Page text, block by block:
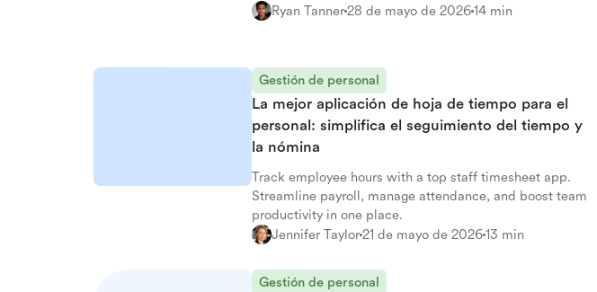
Ryan Tanner28 de mayo de 202614 min
Gestión de personal
La mejor aplicación de hoja de tiempo para el
personal: simplifica el seguimiento del tiempo y
la nómina
Track employee hours with a top staff timesheet app.
Streamline payroll, manage attendance, and boost team
productivity in one place.
Jennifer Taylor21 de mayo de 202613 min
Gestión de personal